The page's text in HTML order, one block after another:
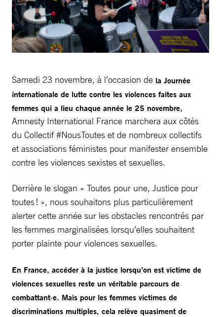
Samedi 23 novembre, à l’occasion de la Journée
internationale de lutte contre les violences faites aux
femmes qui a lieu chaque année le 25 novembre,
Amnesty International France marchera aux côtés
du Collectif #NousToutes et de nombreux collectifs
et associations féministes pour manifester ensemble
contre les violences sexistes et sexuelles.
Derrière le slogan « Toutes pour une, Justice pour
toutes ! », nous souhaitons plus particulièrement
alerter cette année sur les obstacles rencontrés par
les femmes marginalisées lorsqu’elles souhaitent
porter plainte pour violences sexuelles.
En France, accéder à la justice lorsqu’on est victime de
violences sexuelles reste un véritable parcours de
combattant·e. Mais pour les femmes victimes de
discriminations multiples, cela relève quasiment de